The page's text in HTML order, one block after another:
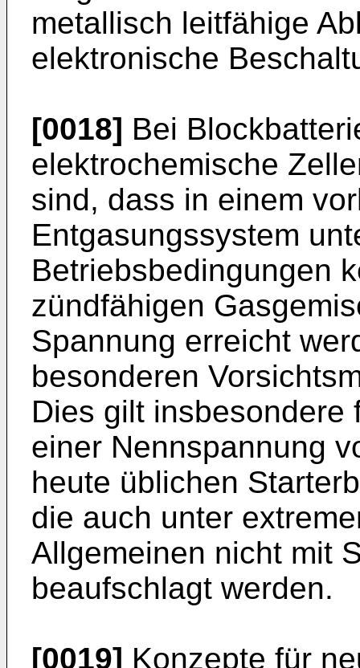
metallisch leitfähige
elektronische
[0018] Bei
elektrochemische
sind, dass in einem
Entgasungssystem
Betriebsbedingungen
zündfähigen
Spannung erreicht
besonderen
Dies gilt insbesondere
einer Nennspannung
heute üblichen
die auch unter
Allgemeinen nicht mit
beaufschlagt werden.
[0019] Konzepte für